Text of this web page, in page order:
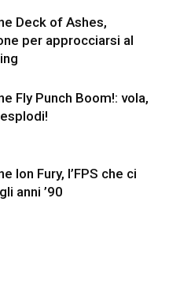
Deck of Ashes,
per approcciarsi al
Fly Punch Boom!: vola,
Ion Fury, l’FPS che ci
anni ’90